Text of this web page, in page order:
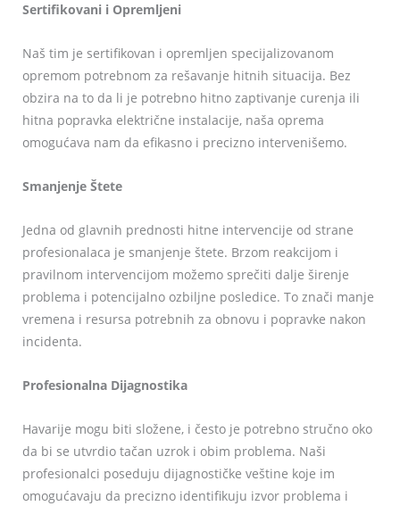
Sertifikovani i Opremljeni
Naš tim je sertifikovan i opremljen specijalizovanom
opremom potrebnom za rešavanje hitnih situacija. Bez
obzira na to da li je potrebno hitno zaptivanje curenja ili
hitna popravka električne instalacije, naša oprema
omogućava nam da efikasno i precizno intervenišemo.
Smanjenje Štete
Jedna od glavnih prednosti hitne intervencije od strane
profesionalaca je smanjenje štete. Brzom reakcijom i
pravilnom intervencijom možemo sprečiti dalje širenje
problema i potencijalno ozbiljne posledice. To znači manje
vremena i resursa potrebnih za obnovu i popravke nakon
incidenta.
Profesionalna Dijagnostika
Havarije mogu biti složene, i često je potrebno stručno oko
da bi se utvrdio tačan uzrok i obim problema. Naši
profesionalci poseduju dijagnostičke veštine koje im
omogućavaju da precizno identifikuju izvor problema i